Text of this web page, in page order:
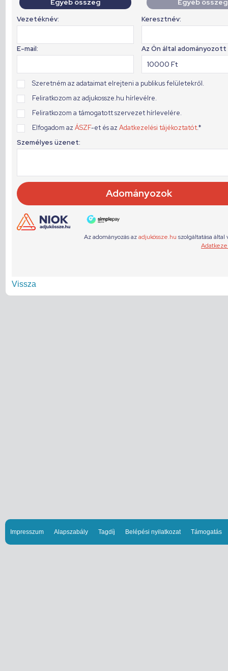
Vissza
Impresszum Alapszabály Tagdíj Belépési nyilatkozat Támogatás